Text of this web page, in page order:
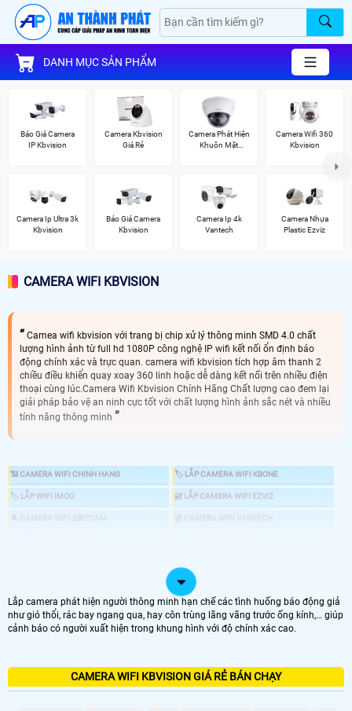
DANH MỤC SẢN PHẨM
Báo Giá Camera
IP Kbvision
Camera Kbvision
Giá Rẻ
Camera Phát Hiện
Khuôn Mặt
Camera Wifi 360
Kbvision
Camera Ip Ultra 3k
Kbvision
Báo Giá Camera
Kbvision
Camera Ip 4k
Vantech
Camera Nhựa
Plastic Ezviz
CAMERA WIFI KBVISION
Camea wifi kbvision với trang bị chip xử lý thông minh SMD 4.0 chất
lượng hình ảnh từ full hd 1080P công nghệ IP wifi kết nối ổn định báo
động chính xác và trực quan. camera wifi kbvision tích hợp âm thanh 2
chiều điều khiển quay xoay 360 linh hoặc dễ dàng kết nối trên nhiều điện
thoại cùng lúc.Camera Wifi Kbvision Chính Hãng Chất lượng cao đem lại
giải pháp bảo vệ an ninh cực tốt với chất lượng hình ảnh sắc nét và nhiều
tính năng thông minh
📶 CAMERA WIFI CHINH HANG 🏷 LẮP CAMERA WIFI KBONE
🏷 LẮP WIFI IMOU 🔐 LẮP CAMERA WIFI EZVIZ
🔔 CAMERA WIFI EBITCAM 💰 CAMERA WIFI VANTECH
📍 CAMERA WIFI ULTRA 2K 4.0MP
📶 TRỌN BỘ CAMERA WIFI 🖥 LẮP CAMERA TRỌN BỘ
🔍 CAMERA KHÔNG CẦN ĐẦU GHI
📐 CAMERA WIFI GIÁ RẺ BÁN CHẠY
🤵 lắp camera wifi KBvision là nhu cầu nhiều của đa phần các hộ gia đình cửa
Lắp camera phát hiện người thông minh hạn chế các tình huống báo động giả
như gió thổi, rác bay ngang qua, hay côn trùng lãng vãng trước ống kính,… giúp
cảnh báo có người xuất hiện trong khung hình với độ chính xác cao.
CAMERA WIFI KBVISION GIÁ RẺ BÁN CHẠY